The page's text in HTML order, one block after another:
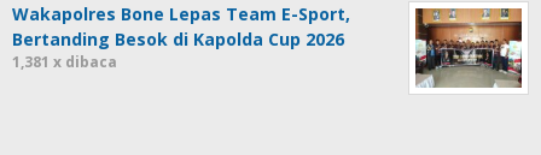
Wakapolres Bone Lepas Team E-Sport,
Bertanding Besok di Kapolda Cup 2026
1,381 x dibaca